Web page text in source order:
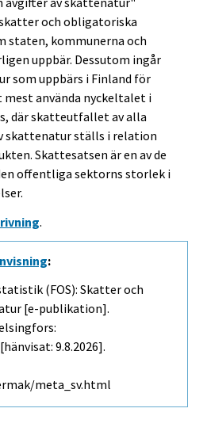
och obligatoriska
staten, kommunerna och
uppbär. Dessutom ingår
som uppbärs i Finland för
mest använda nyckeltalet i
där skatteutfallet av alla
skattenatur ställs i relation
Skattesatsen är en av de
offentliga sektorns storlek i
.
:
(FOS): Skatter och
[e-publikation].
9.8.2026].
meta_sv.html